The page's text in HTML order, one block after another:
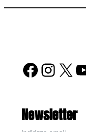
Facebook Instagram X YouTube
Newsletter